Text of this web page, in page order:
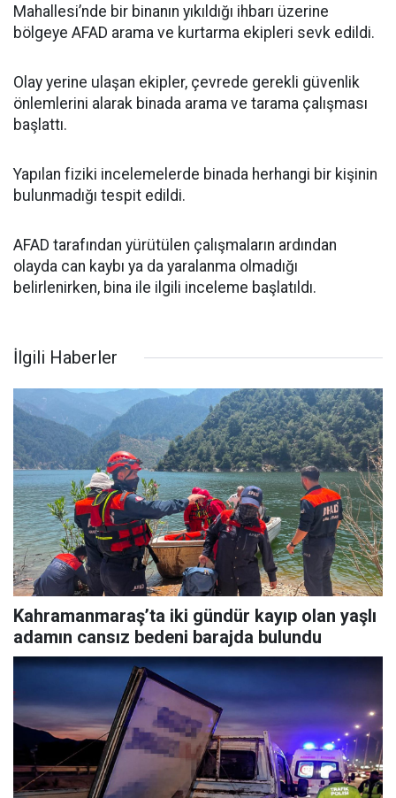
Mahallesi’nde bir binanın yıkıldığı ihbarı üzerine
bölgeye AFAD arama ve kurtarma ekipleri sevk edildi.
Olay yerine ulaşan ekipler, çevrede gerekli güvenlik
önlemlerini alarak binada arama ve tarama çalışması
başlattı.
Yapılan fiziki incelemelerde binada herhangi bir kişinin
bulunmadığı tespit edildi.
AFAD tarafından yürütülen çalışmaların ardından
olayda can kaybı ya da yaralanma olmadığı
belirlenirken, bina ile ilgili inceleme başlatıldı.
İlgili Haberler
Kahramanmaraş’ta iki gündür kayıp olan yaşlı
adamın cansız bedeni barajda bulundu